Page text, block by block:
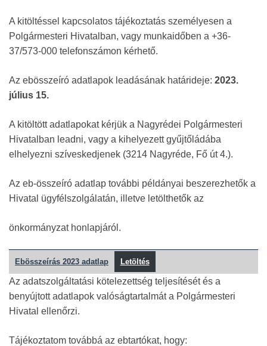
A kitöltéssel kapcsolatos tájékoztatás személyesen a
Polgármesteri Hivatalban, vagy munkaidőben a +36-
37/573-000 telefonszámon kérhető.
Az ebösszeíró adatlapok leadásának határideje: 2023.
július 15.
A kitöltött adatlapokat kérjük a Nagyrédei Polgármesteri
Hivatalban leadni, vagy a kihelyezett gyűjtőládába
elhelyezni szíveskedjenek (3214 Nagyréde, Fő út 4.).
Az eb-összeíró adatlap további példányai beszerezhetők a
Hivatal ügyfélszolgálatán, illetve letölthetők az
önkormányzat honlapjáról.
Ebösszeírás 2023 adatlap Letöltés
Az adatszolgáltatási kötelezettség teljesítését és a
benyújtott adatlapok valóságtartalmát a Polgármesteri
Hivatal ellenőrzi.
Tájékoztatom továbbá az ebtartókat, hogy: